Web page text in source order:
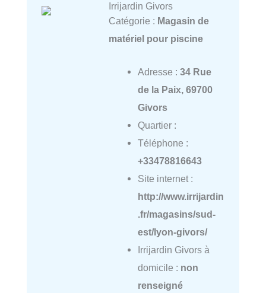
Irrijardin Givors
Catégorie : Magasin de
matériel pour piscine
Adresse : 34 Rue
de la Paix, 69700
Givors
Quartier :
Téléphone :
+33478816643
Site internet :
http://www.irrijardin
.fr/magasins/sud-
est/lyon-givors/
Irrijardin Givors à
domicile : non
renseigné